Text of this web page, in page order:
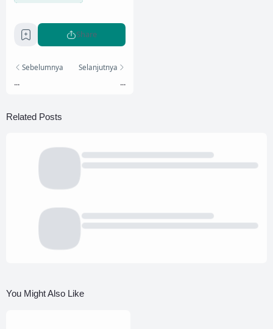
Share
Sebelumnya
...
Selanjutnya
...
Related Posts
You Might Also Like